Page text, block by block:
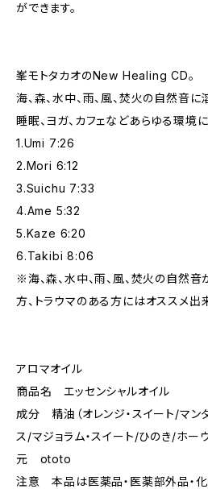
ができます。
峯モトタカオのNew Healing CD。
海、森、水中、雨、風、焚火の自然音
睡眠、ヨガ、カフェなどあらゆる環境
1.Umi 7:26
2.Mori 6:12
3.Suichu 7:33
4.Ame 5:32
5.Kaze 6:20
6.Takibi 8:06
※海、森、水中、雨、風、焚火の自然
方、トラウマのある方にはオススメ出
アロマオイル
商品名 エッセンシャルオイル
成分 精油（オレンジ・スイート/マン
ス/マジョラム・スイート/ひのき/ホ
元 ototo
注意 本品は医薬品・医薬部外品・化